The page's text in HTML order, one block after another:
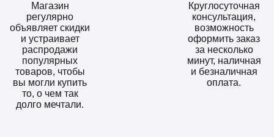
Магазин
регулярно
объявляет скидки
и устраивает
распродажи
популярных
товаров, чтобы
вы могли купить
то, о чем так
долго мечтали.
Круглосуточная
консультация,
возможность
оформить заказ
за несколько
минут, наличная
и безналичная
оплата.